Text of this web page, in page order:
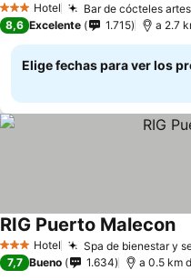
3 Estrellas
Hotel
Bar de cócteles
8,6 Excelente 1.715 a 2.7
Elige fechas para ver los
3 Estrellas
Hotel Spa de bienestar y
RIG Puerto Malecon
7,7 Bueno 1.634 a 0.5 km